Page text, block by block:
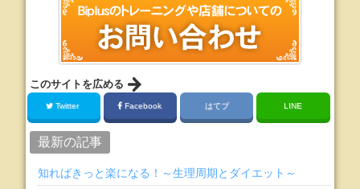
このサイトを広める
Twitter Facebook はてブ LINE
最新の記事
知ればきっと楽になる！～生理周期とダイエット～